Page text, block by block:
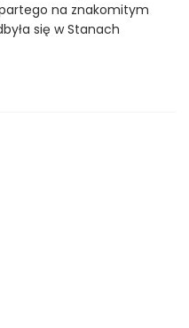
na znakomitym
się w Stanach